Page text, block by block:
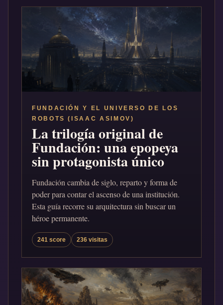
FUNDACIÓN Y EL UNIVERSO DE LOS
ROBOTS (ISAAC ASIMOV)
La trilogía original de
Fundación: una epopeya
sin protagonista único
Fundación cambia de siglo, reparto y forma de
poder para contar el ascenso de una institución.
Esta guía recorre su arquitectura sin buscar un
héroe permanente.
241 score 236 visitas